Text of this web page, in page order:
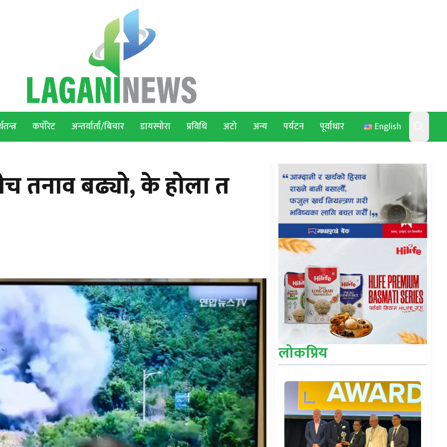
English
Search
कर्पोरेट अन्तर्वार्ता/बिचार डायस्पोरा प्रविधि अटो अन्य पर्यटन पूर्वाधार
तनाव बढ्यो, के होला त
लोकप्रिय